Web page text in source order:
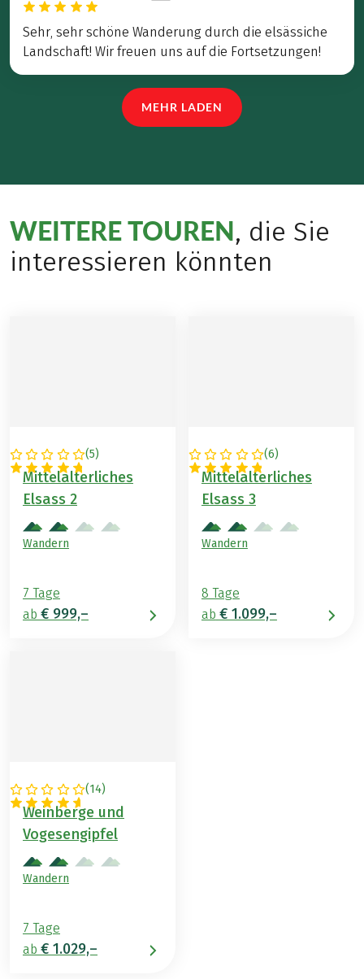
Sehr, sehr schöne Wanderung durch die elsässiche
Landschaft! Wir freuen uns auf die Fortsetzungen!
MEHR LADEN
WEITERE TOUREN, die Sie
interessieren könnten
(5)
FRANKREICH
Mittelalterliches
Elsass 2
Wandern
7 Tage
ab € 999,–
(6)
FRANKREICH
Mittelalterliches
Elsass 3
Wandern
8 Tage
ab € 1.099,–
(14)
FRANKREICH
Weinberge und
Vogesengipfel
Wandern
7 Tage
ab € 1.029,–